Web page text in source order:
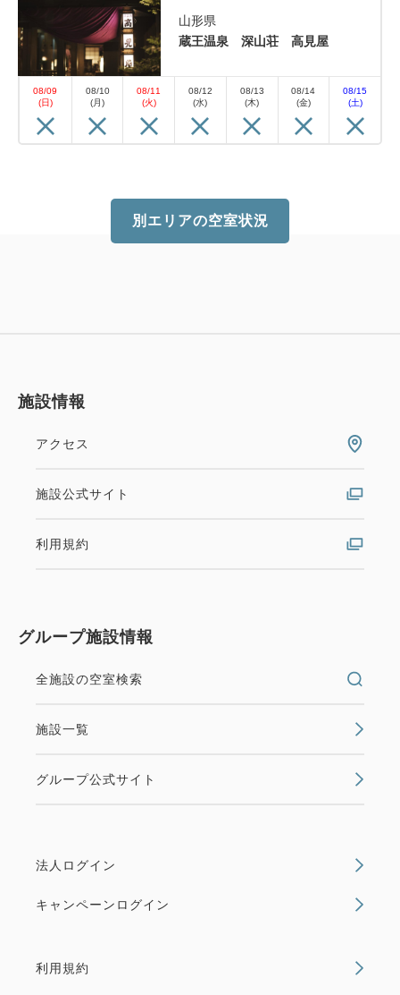
山形県
蔵王温泉 深山荘 高見屋
08/09
(日)
08/10
(月)
08/11
(火)
08/12
(水)
08/13
(木)
08/14
(金)
08/15
(土)
別エリアの空室状況
施設情報
アクセス
施設公式サイト
利用規約
グループ施設情報
全施設の空室検索
施設一覧
グループ公式サイト
法人ログイン
キャンペーンログイン
利用規約